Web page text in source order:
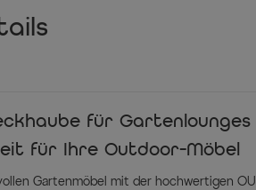
für
für Ihre Outdoor-Möbel
Gartenmöbel mit der hochwertigen